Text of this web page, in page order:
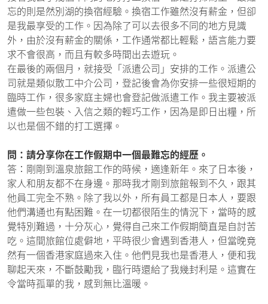
忘的則是然別湖的換宿經驗。換宿工作雖然沒有薪金，但卻
是我最享受的工作。因為除了可以去很多不同的地方見識
外，由於沒有薪金的關係，工作通常都比輕鬆，語言能力要
求不會很高，而且有較多時間出去遊玩。
在最後的兩個月，就接受「派遣公司」安排的工作。派遣公
司就是類似散工中介公司，登記後會為你安排一些很短期的
臨時工作，很多家庭主婦也會登記做派遣工作。我主要被派
遣做一些包裝、入信之類的輕巧工作，因為是即日出糧，所
以也是個不錯的打工選擇。
問：請分享你在工作假期中一個最難忘的經歷。
答：剛剛到溫泉旅館工作的時候，適逢新年。來了日本後，
家人和朋友都不在身邊。那時我才剛到旅館報到不久，跟其
他員工完全不熟。除了我以外，所有員工都是日本人，要跟
他們溝通也有點困難。在一切都很陌生的情況下，當時的感
覺特別難過，十分灰心，覺得自己來工作假期簡直是自討苦
吃。這間旅館位處僻地，平時很少會遇到香港人，但當晚竟
然有一個香港家庭過來入住。他們見我也是香港人，便和我
聊起天來，不斷鼓勵我，臨行時還給了我幾封利是。這實在
令當時孤單的我，感到無比溫暖。